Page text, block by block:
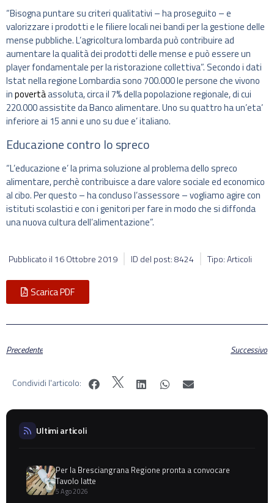
“Bisogna puntare su criteri qualitativi – ha proseguito – e
valorizzare i prodotti e le filiere locali nei bandi per la gestione delle
mense pubbliche. L’agricoltura lombarda può contribuire ad
aumentare la qualità dei prodotti delle mense e può essere un
player fondamentale per la ristorazione collettiva”. Secondo i dati
Istat nella regione Lombardia sono 700.000 le persone che vivono
inpovertàassoluta, circa il 7% della popolazione regionale, di cui
220.000 assistite da Banco alimentare. Uno su quattro ha un’eta’
inferiore ai 15 anni e uno su due e’ italiano.
Educazione contro lo spreco
“L’educazione e’ la prima soluzione al problema dello spreco
alimentare, perchè contribuisce a dare valore sociale ed economico
al cibo. Per questo – ha concluso l’assessore – vogliamo agire con
istituti scolastici e con i genitori per fare in modo che si diffonda
una nuova cultura dell’alimentazione”.
Pubblicato il 16 Ottobre 2019 ID del post: 8424 Tipo: Articoli
Scarica PDF
Precedente Successivo
Condividi l'articolo:
Ultimi articoli
Per la Bresciangrana Regione pronta a convocare
Tavolo latte
5 Ago 2026